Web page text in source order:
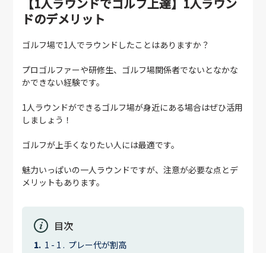
ドのデメリット
ゴルフ場で1人でラウンドしたことはありますか？
プロゴルファーや研修生、ゴルフ場関係者でないとなかな
かできない経験です。
1人ラウンドができるゴルフ場が身近にある場合はぜひ活用
しましょう！
ゴルフが上手くなりたい人には最適です。
魅力いっぱいの一人ラウンドですが、注意が必要な点とデ
メリットもあります。
目次
プレー代が割高